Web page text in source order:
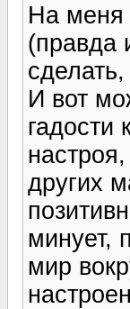
На меня
(правда
И вот
гадости
других
минует,
мир